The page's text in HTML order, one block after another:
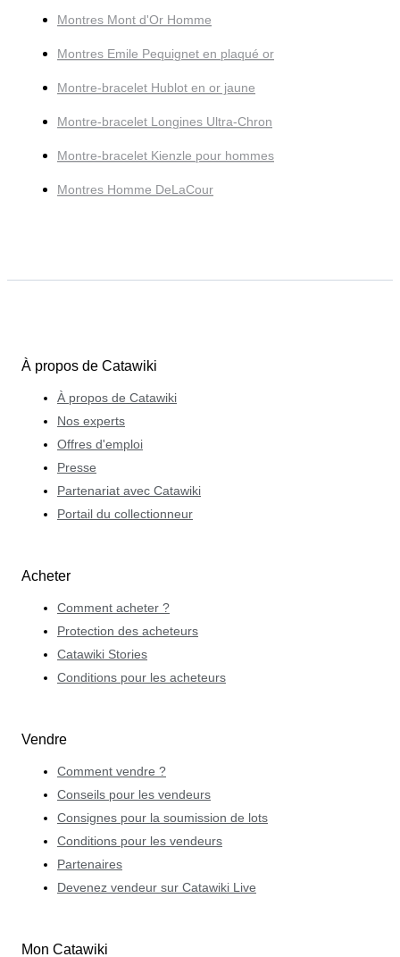
Montres Mont d'Or Homme
Montres Emile Pequignet en plaqué or
Montre-bracelet Hublot en or jaune
Montre-bracelet Longines Ultra-Chron
Montre-bracelet Kienzle pour hommes
Montres Homme DeLaCour
À propos de Catawiki
À propos de Catawiki
Nos experts
Offres d'emploi
Presse
Partenariat avec Catawiki
Portail du collectionneur
Acheter
Comment acheter ?
Protection des acheteurs
Catawiki Stories
Conditions pour les acheteurs
Vendre
Comment vendre ?
Conseils pour les vendeurs
Consignes pour la soumission de lots
Conditions pour les vendeurs
Partenaires
Devenez vendeur sur Catawiki Live
Mon Catawiki